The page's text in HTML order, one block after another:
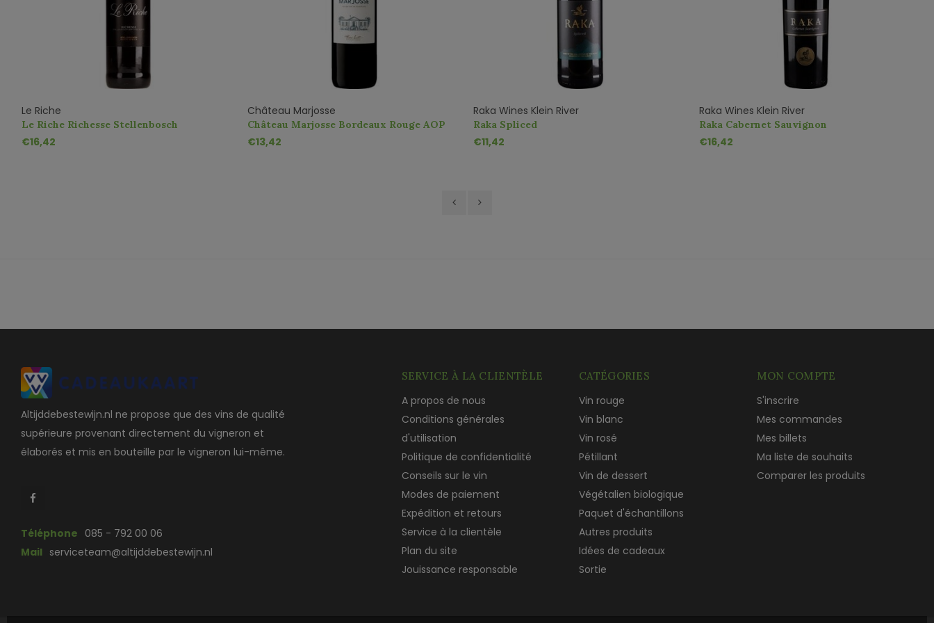
Le Riche
Le Riche Richesse Stellenbosch
€16,42
Château Marjosse
Château Marjosse Bordeaux Rouge AOP
€13,42
Raka Wines Klein River
Raka Spliced
€11,42
Raka Wines Klein River
Raka Cabernet Sauvignon
€16,42
Altijddebestewijn.nl ne propose que des vins de qualité
supérieure provenant directement du vigneron et
élaborés et mis en bouteille par le vigneron lui-même.
Téléphone 085 - 792 00 06
Mail serviceteam@altijddebestewijn.nl
SERVICE À LA CLIENTÈLE
A propos de nous
Conditions générales
d'utilisation
Politique de confidentialité
Conseils sur le vin
Modes de paiement
Expédition et retours
Service à la clientèle
Plan du site
Jouissance responsable
CATÉGORIES
Vin rouge
Vin blanc
Vin rosé
Pétillant
Vin de dessert
Végétalien biologique
Paquet d'échantillons
Autres produits
Idées de cadeaux
Sortie
MON COMPTE
S'inscrire
Mes commandes
Mes billets
Ma liste de souhaits
Comparer les produits